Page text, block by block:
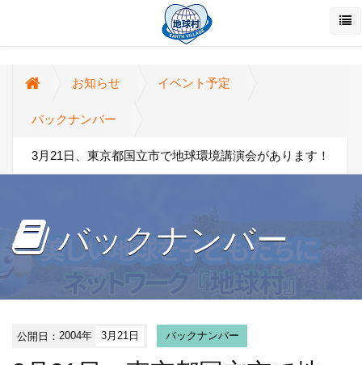
お知らせ イベント予定
バックナンバー
3月21日、東京都国立市で地球環境講演会があります！
バックナンバー
公開日：2004年 3月21日 バックナンバー